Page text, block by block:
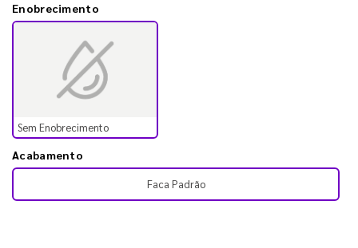
Enobrecimento
Sem Enobrecimento
Acabamento
Faca Padrão